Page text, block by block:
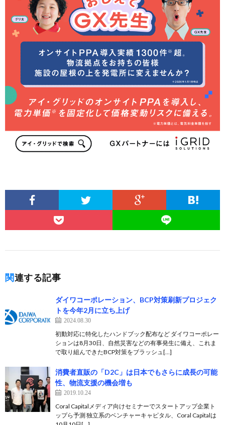
関連する記事
ダイワコーポレーション、BCP対策刷新プロジェク
トを今年2月に立ち上げ
2024.08.30
初動対応に特化したハンドブック配布など ダイワコーポレー
ションは8月30日、自然災害などの有事発生に備え、これま
で取り組んできたBCP対策をブラッシュ[…]
消費者直販の「D2C」は日本でもさらに成長の可能
性、物流支援の機会増も
2019.10.24
Coral Capitalメディア向けセミナーでスタートアップ企業ト
ップら予測 独立系のベンチャーキャピタル、Coral Capitalは